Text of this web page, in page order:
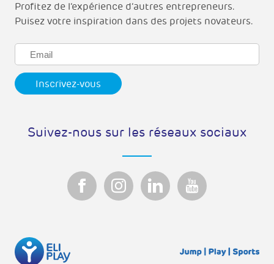
Profitez de l’expérience d’autres entrepreneurs.
Puisez votre inspiration dans des projets novateurs.
Suivez-nous sur les réseaux sociaux